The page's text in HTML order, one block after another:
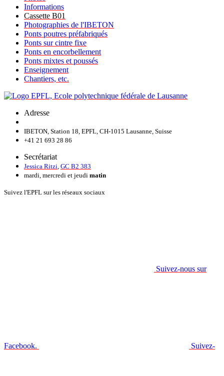
Informations
Cassette B01
Photographies de l'IBETON
Ponts poutres préfabriqués
Ponts sur cintre fixe
Ponts en encorbellement
Ponts mixtes et poussés
Enseignement
Chantiers, etc.
Adresse
IBETON, Station 18, EPFL, CH-1015 Lausanne, Suisse
+41 21 693 28 86
Secrétariat
Jessica Ritzi GC B2 383
mardi, mercredi et jeudi matin
Suivez l'EPFL sur les réseaux sociaux
Suivez-nous sur
Facebook. Suivez-